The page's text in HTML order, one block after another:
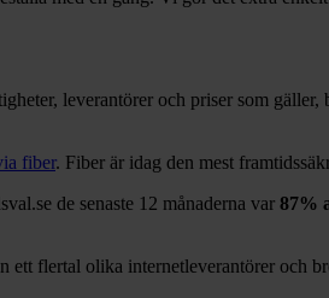
leverantörer och priser som
fiber. Fiber är idag den mest
de senaste 12 månaderna var 87%
flertal olika internetleverantörer och